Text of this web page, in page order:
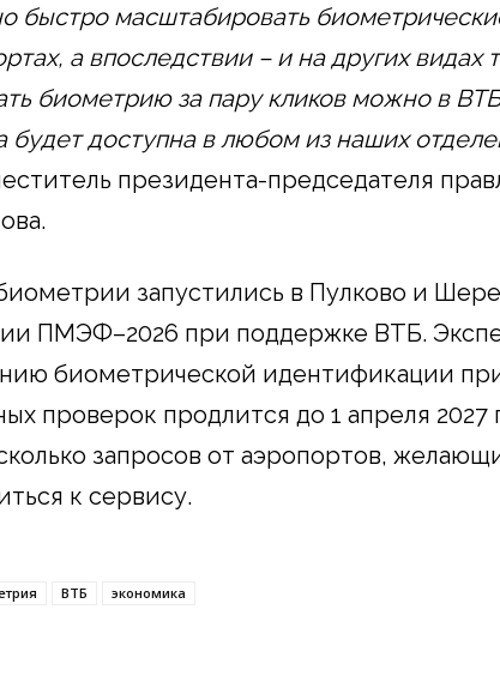
быстро масштабировать
а впоследствии – и на других видах
биометрию за пару кликов можно в
будет доступна в любом из наших
президента-председателя
запустились в Пулково и
ПМЭФ–2026 при поддержке ВТБ.
биометрической идентификации
проверок продлится до 1 апреля 2027
запросов от аэропортов,
к сервису.
ВТБ экономика